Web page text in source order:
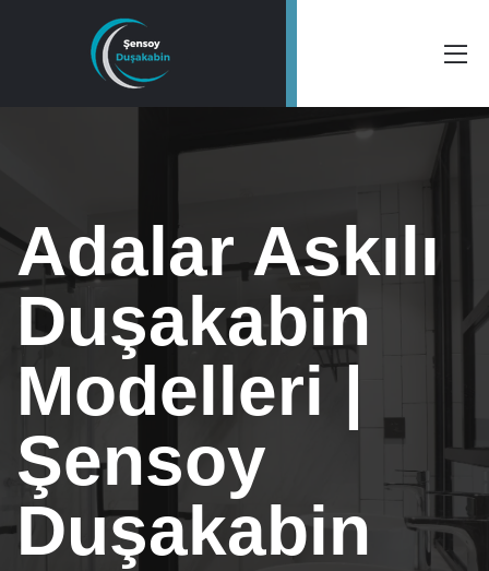
Adalar Askılı
Duşakabin
Modelleri |
Şensoy
Duşakabin